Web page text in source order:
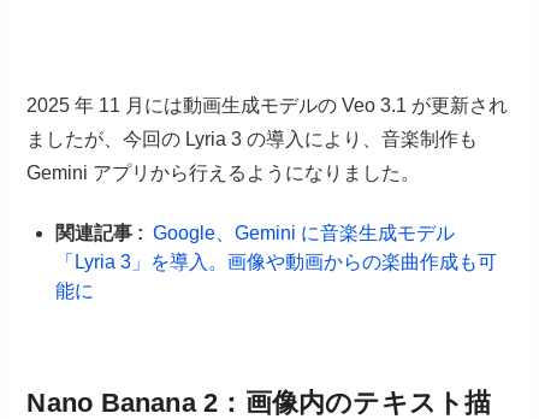
2025 年 11 月には動画生成モデルの Veo 3.1 が更新され
ましたが、今回の Lyria 3 の導入により、音楽制作も
Gemini アプリから行えるようになりました。
関連記事 : Google、Gemini に音楽生成モデル
「Lyria 3」を導入。画像や動画からの楽曲作成も可
能に
Nano Banana 2：画像内のテキスト描